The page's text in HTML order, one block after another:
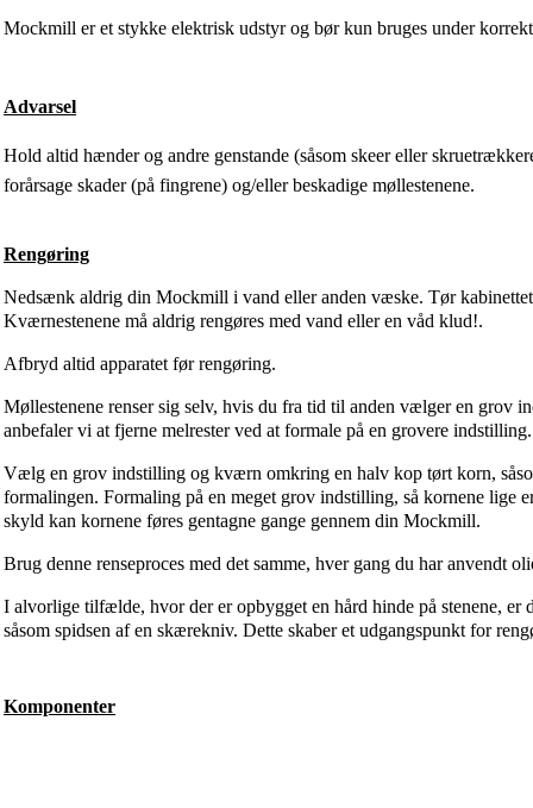
Mockmill er et stykke elektrisk udstyr og bør kun bruges under
Advarsel
Hold altid hænder og andre genstande (såsom skeer eller
forårsage skader (på fingrene) og/eller beskadige møllestenene.
Rengøring
Nedsænk aldrig din Mockmill i vand eller anden væske. Tør
Kværnestenene må aldrig rengøres med vand eller en våd klud!.
Afbryd altid apparatet før rengøring.
Møllestenene renser sig selv, hvis du fra tid til anden vælger en
anbefaler vi at fjerne melrester ved at formale på en grovere indstilling.
Vælg en grov indstilling og kværn omkring en halv kop tørt korn,
formalingen. Formaling på en meget grov indstilling, så kornene
skyld kan kornene føres gentagne gange gennem din Mockmill.
Brug denne renseproces med det samme, hver gang du har anvendt
I alvorlige tilfælde, hvor der er opbygget en hård hinde på stenene,
såsom spidsen af en skærekniv. Dette skaber et udgangspunkt for
Komponenter